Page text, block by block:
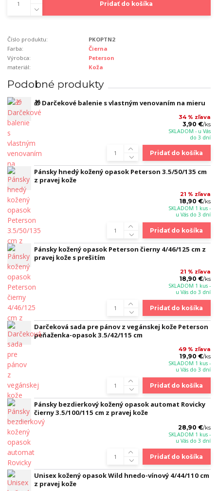
Pridať do košíka
Číslo produktu:
PKOPTN2
Farba:
Čierna
Výrobca:
Peterson
materiál:
Koža
Podobné produkty
🎁 Darčekové balenie s vlastným venovaním na mieru
34 % zľava
3,90 €/ks
SKLADOM - u Vás
do 3 dní
Pridať do košíka
Pánsky hnedý kožený opasok Peterson 3.5/50/135 cm
z pravej kože
21 % zľava
18,90 €/ks
SKLADOM 1 kus -
u Vás do 3 dní
Pridať do košíka
Pánsky kožený opasok Peterson čierny 4/46/125 cm z
pravej kože s prešitím
21 % zľava
18,90 €/ks
SKLADOM 1 kus -
u Vás do 3 dní
Pridať do košíka
Darčeková sada pre pánov z vegánskej kože Peterson
peňaženka-opasok 3.5/42/115 cm
49 % zľava
19,90 €/ks
SKLADOM 1 kus -
u Vás do 3 dní
Pridať do košíka
Pánsky bezdierkový kožený opasok automat Rovicky
čierny 3.5/100/115 cm z pravej kože
28,90 €/ks
SKLADOM 1 kus -
u Vás do 3 dní
Pridať do košíka
Unisex kožený opasok Wild hnedo-vínový 4/44/110 cm
z pravej kože